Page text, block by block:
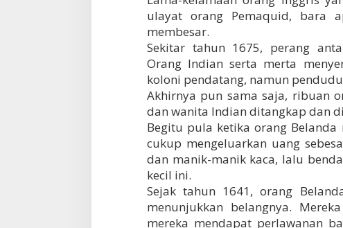
ulayat orang Pemaquid, bara
membesar.
Sekitar tahun 1675, perang
Orang Indian serta merta
koloni pendatang, namun
Akhirnya pun sama saja, ribuan
dan wanita Indian ditangkap dan
Begitu pula ketika orang
cukup mengeluarkan uang
dan manik-manik kaca, lalu
kecil ini.
Sejak tahun 1641, orang
menunjukkan belangnya.
mereka mendapat perlawanan